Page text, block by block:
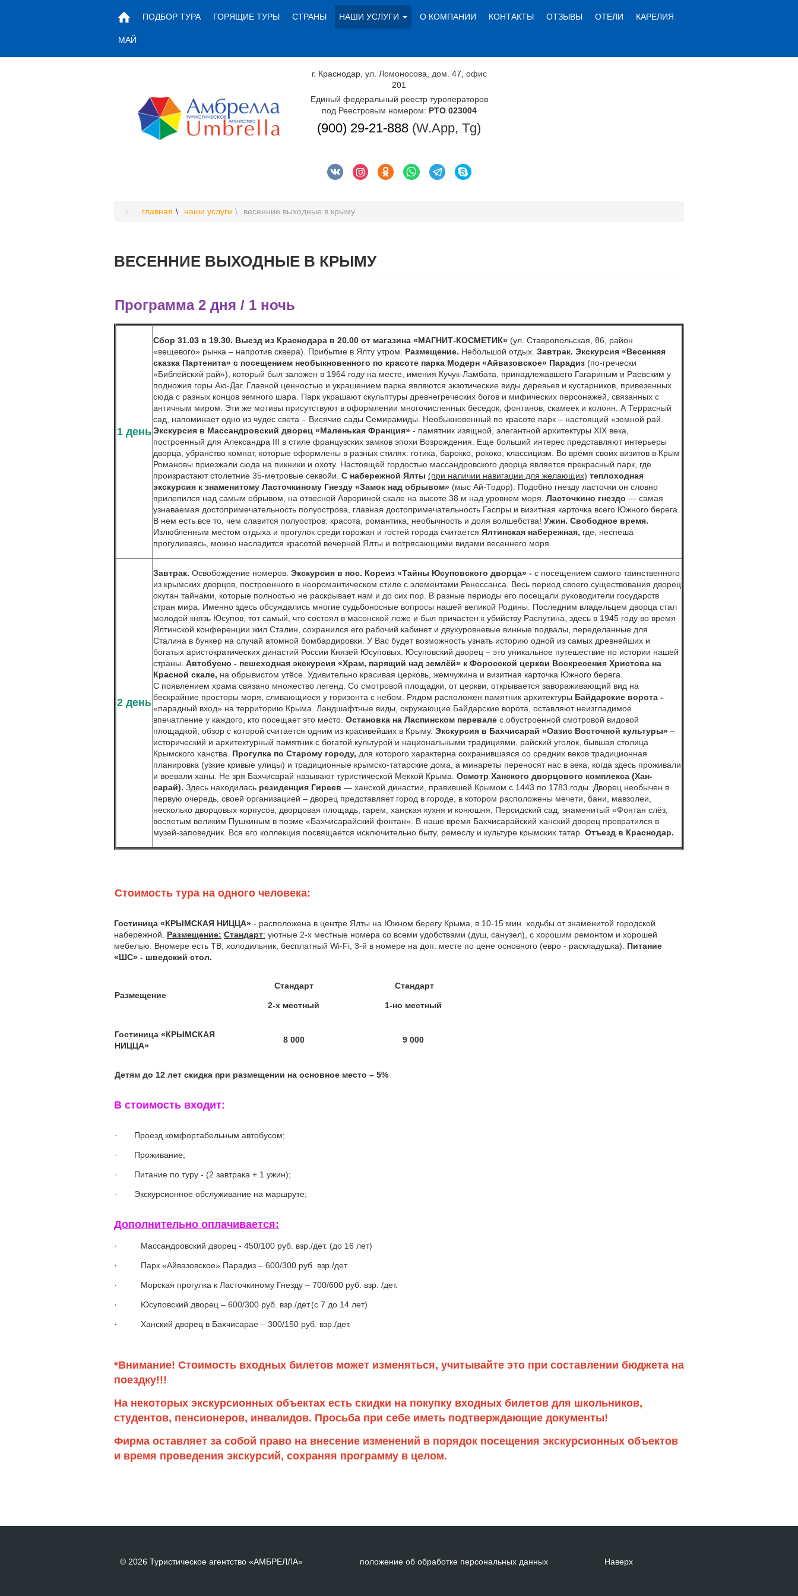
ПОДБОР ТУРА ГОРЯЩИЕ ТУРЫ СТРАНЫ НАШИ УСЛУГИ О КОМПАНИИ КОНТАКТЫ ОТЗЫВЫ ОТЕЛИ КАРЕЛИЯ
МАЙ
г. Краснодар, ул. Ломоносова, дом. 47, офис
201
Единый федеральный реестр туроператоров
под Реестровым номером: РТО 023004
(900) 29-21-888 (W.App, Tg)
главная наши услуги весенние выходные в крыму
ВЕСЕННИЕ ВЫХОДНЫЕ В КРЫМУ
Программа 2 дня / 1 ночь
1 день
Сбор 31.03 в 19.30. Выезд из Краснодара в 20.00 от магазина «МАГНИТ-КОСМЕТИК» (ул. Ставропольская, 86, район
«вещевого» рынка – напротив сквера). Прибытие в Ялту утром.
Размещение. Небольшой отдых. Завтрак. Экскурсия «Весенняя
сказка Партенита» с посещением необыкновенного по красоте парка Модерн «Айвазовское» Парадиз (по-гречески
«Библейский рай»), который был заложен в 1964 году на месте, имения Кучук-Ламбата, принадлежавшего Гагариным и Раевским у
подножия горы Аю-Даг. Главной ценностью и украшением парка являются экзотические виды деревьев и кустарников, привезенных
сюда с разных концов земного шара. Парк украшают скульптуры древнегреческих богов и мифических персонажей, связанных с
античным миром. Эти же мотивы присутствуют в оформлении многочисленных беседок, фонтанов, скамеек и колонн. А Террасный
сад, напоминает одно из чудес света – Висячие сады Семирамиды.
Необыкновенный по красоте парк – настоящий «земной рай.
Экскурсия в Массандровский дворец «Маленькая Франция» - памятник изящной, элегантной архитектуры ΧΙΧ века,
построенный для Александра III в стиле французских замков эпохи Возрождения. Еще больший интерес представляют интерьеры
дворца, убранство комнат, которые оформлены в разных стилях: готика, барокко, рококо, классицизм. Во время своих визитов в Крым
Романовы приезжали сюда на пикники и охоту. Настоящей гордостью массандровского дворца является прекрасный парк, где
произрастают столетние 35-метровые секвойи. С набережной Ялты (при наличии навигации для желающих) теплоходная
экскурсия к знаменитому Ласточкиному Гнезду «Замок над обрывом» (мыс Ай-Тодор). Подобно гнезду ласточки он словно
прилепился над самым обрывом, на отвесной Аврориной скале на высоте 38 м над уровнем моря. Ласточкино гнездо — самая
узнаваемая достопримечательность полуострова, главная достопримечательность Гаспры и визитная карточка всего Южного берега.
В нем есть все то, чем славится полуостров: красота, романтика, необычность и доля волшебства! Ужин. Свободное время.
Излюбленным местом отдыха и прогулок среди горожан и гостей города считается Ялтинская набережная, где, неспеша
прогуливаясь, можно насладится красотой вечерней Ялты и потрясающими видами весеннего моря.
2 день
Завтрак. Освобождение номеров. Экскурсия в пос. Кореиз «Тайны Юсуповского дворца» - с посещением самого таинственного
из крымских дворцов, построенного в неоромантическом стиле с элементами Ренессанса. Весь период своего существования дворец
окутан тайнами, которые полностью не раскрывает нам и до сих пор. В разные периоды его посещали руководители государств
стран мира. Именно здесь обсуждались многие судьбоносные вопросы нашей великой Родины. Последним владельцем дворца стал
молодой князь Юсупов, тот самый, что состоял в масонской ложе и был причастен к убийству Распутина, здесь в 1945 году во время
Ялтинской конференции жил Сталин, сохранился его рабочий кабинет и двухуровневые винные подвалы, переделанные для
Сталина в бункер на случай атомной бомбардировки. У Вас будет возможность узнать историю одной из самых древнейших и
богатых аристократических династий России Князей Юсуповых. Юсуповский дворец – это уникальное путешествие по истории нашей
страны. Автобусно - пешеходная экскурсия «Храм, парящий над землёй» к Форосской церкви Воскресения Христова на
Красной скале, на обрывистом утёсе. Удивительно красивая церковь, жемчужина и визитная карточка Южного берега.
С появлением храма связано множество легенд. Со смотровой площадки, от церкви, открывается завораживающий вид на
бескрайние просторы моря, сливающиеся у горизонта с небом. Рядом расположен памятник архитектуры Байдарские ворота -
«парадный вход» на территорию Крыма. Ландшафтные виды, окружающие Байдарские ворота, оставляют неизгладимое
впечатление у каждого, кто посещает это место. Остановка на Ласпинском перевале с обустроенной смотровой видовой
площадкой, обзор с которой считается одним из красивейших в Крыму. Экскурсия в Бахчисарай «Оазис Восточной культуры» –
исторический и архитектурный памятник с богатой культурой и национальными традициями, райский уголок, бывшая столица
Крымского ханства. Прогулка по Старому городу, для которого характерна сохранившаяся со средних веков традиционная
планировка (узкие кривые улицы) и традиционные крымско-татарские дома, а минареты переносят нас в века, когда здесь проживали
и воевали ханы. Не зря Бахчисарай называют туристической Меккой Крыма. Осмотр Ханского дворцового комплекса (Хан-
сарай). Здесь находилась резиденция Гиреев — ханской династии, правившей Крымом с 1443 по 1783 годы. Дворец необычен в
первую очередь, своей организацией – дворец представляет город в городе, в котором расположены мечети, бани, мавзолеи,
несколько дворцовых корпусов, дворцовая площадь, гарем, ханская кухня и конюшня, Персидский сад, знаменитый «Фонтан слёз,
воспетым великим Пушкиным в поэме «Бахчисарайский фонтан». В наше время Бахчисарайский ханский дворец превратился в
музей-заповедник. Вся его коллекция посвящается исключительно быту, ремеслу и культуре крымских татар. Отъезд в Краснодар.
Стоимость тура на одного человека:
Гостиница «КРЫМСКАЯ НИЦЦА» - расположена в центре Ялты на Южном берегу Крыма, в 10-15 мин. ходьбы от знаменитой городской
набережной. Размещение: Стандарт: уютные 2-х местные номера со всеми удобствами (душ, санузел), с хорошим ремонтом и хорошей
мебелью. Вномере есть ТВ, холодильник, бесплатный Wi-Fi, 3-й в номере на доп. месте по цене основного (евро - раскладушка). Питание
«ШС» - шведский стол.
Размещение
Стандарт
2-х местный
Стандарт
1-но местный
Гостиница «КРЫМСКАЯ
НИЦЦА»
8 000 9 000
Детям до 12 лет скидка при размещении на основное место – 5%
В стоимость входит:
· Проезд комфортабельным автобусом;
· Проживание;
· Питание по туру - (2 завтрака + 1 ужин);
· Экскурсионное обслуживание на маршруте;
Дополнительно оплачивается:
· Массандровский дворец - 450/100 руб. взр./дет. (до 16 лет)
· Парк «Айвазовское» Парадиз – 600/300 руб. взр./дет.
· Морская прогулка к Ласточкиному Гнезду – 700/600 руб. взр. /дет.
· Юсуповский дворец – 600/300 руб. взр./дет.(с 7 до 14 лет)
· Ханский дворец в Бахчисарае – 300/150 руб. взр./дет.
*Внимание! Стоимость входных билетов может изменяться, учитывайте это при составлении бюджета на
поездку!!!
На некоторых экскурсионных объектах есть скидки на покупку входных билетов для школьников,
студентов, пенсионеров, инвалидов. Просьба при себе иметь подтверждающие документы!
Фирма оставляет за собой право на внесение изменений в порядок посещения экскурсионных объектов
и время проведения экскурсий, сохраняя программу в целом.
© 2026 Туристическое агентство «АМБРЕЛЛА» положение об обработке персональных данных Наверх